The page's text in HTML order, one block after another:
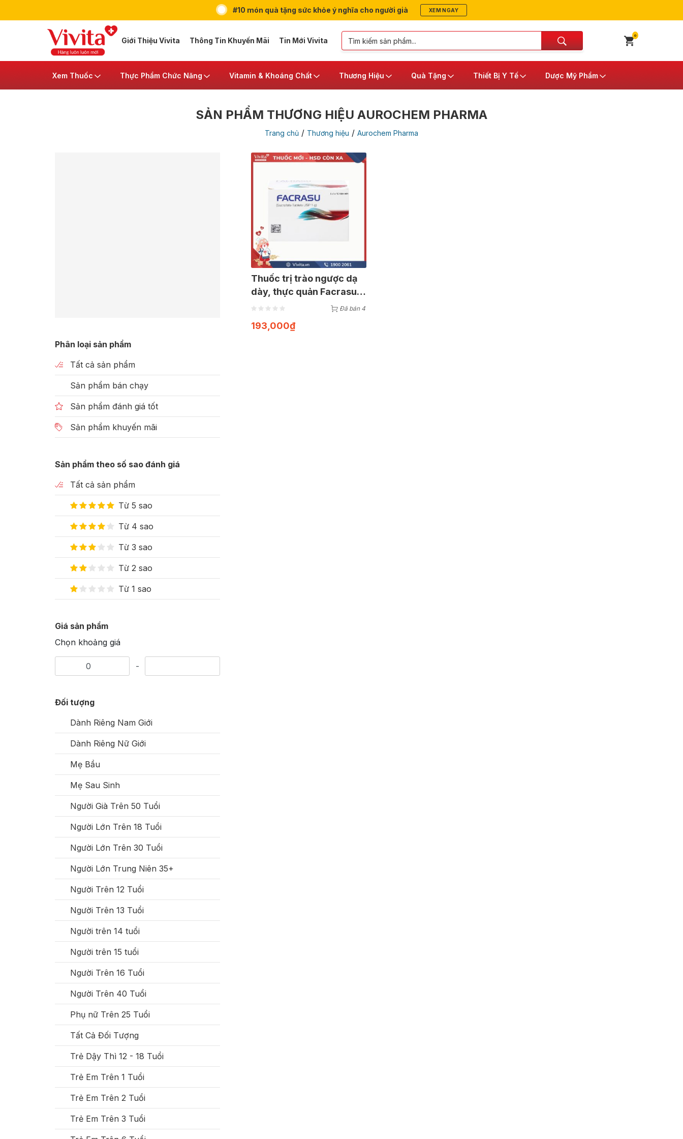
#10 món quà tặng sức khỏe ý nghĩa cho người già XEM NGAY
Giới Thiệu Vivita Thông Tin Khuyến Mãi Tin Mới Vivita
0
Xem Thuốc Thực Phẩm Chức Năng Vitamin & Khoáng Chất Thương Hiệu Quà Tặng Thiết Bị Y Tế Dược Mỹ Phẩm
SẢN PHẨM THƯƠNG HIỆU AUROCHEM PHARMA
Trang chủ / Thương hiệu / Aurochem Pharma
Phân loại sản phẩm
Tất cả sản phẩm
Sản phẩm bán chạy
Sản phẩm đánh giá tốt
Sản phẩm khuyến mãi
Sản phẩm theo số sao đánh giá
Tất cả sản phẩm
Từ 5 sao
Từ 4 sao
Từ 3 sao
Từ 2 sao
Từ 1 sao
Giá sản phẩm
Chọn khoảng giá
-
Đối tượng
Dành Riêng Nam Giới
Dành Riêng Nữ Giới
Mẹ Bầu
Mẹ Sau Sinh
Người Già Trên 50 Tuổi
Người Lớn Trên 18 Tuổi
Người Lớn Trên 30 Tuổi
Người Lớn Trung Niên 35+
Người Trên 12 Tuổi
Người Trên 13 Tuổi
Người trên 14 tuổi
Người trên 15 tuổi
Người Trên 16 Tuổi
Người Trên 40 Tuổi
Phụ nữ Trên 25 Tuổi
Tất Cả Đối Tượng
Trẻ Dậy Thì 12 - 18 Tuổi
Trẻ Em Trên 1 Tuổi
Trẻ Em Trên 2 Tuổi
Trẻ Em Trên 3 Tuổi
Thuốc trị trào ngược dạ
dày, thực quản Facrasu |
Hộp 50 viên
Đã bán 4
193,000₫